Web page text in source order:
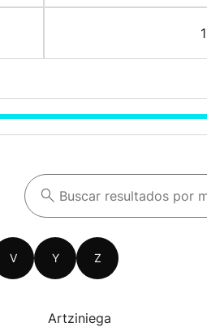
1
V Y Z
Artziniega